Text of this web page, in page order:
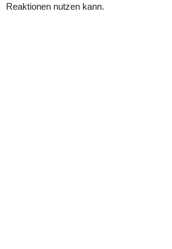
Reaktionen nutzen kann.